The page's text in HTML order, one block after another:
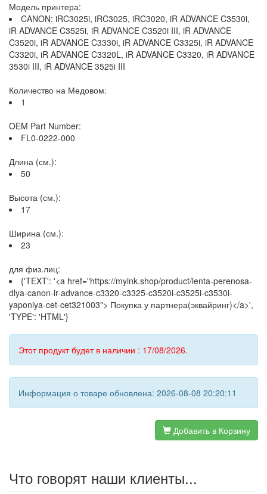
Модель принтера:
CANON: iRC3025i, iRC3025, iRC3020, iR ADVANCE C3530i,
iR ADVANCE C3525i, iR ADVANCE C3520i III, iR ADVANCE
C3520i, iR ADVANCE C3330i, iR ADVANCE C3325i, iR ADVANCE
C3320i, iR ADVANCE C3320L, iR ADVANCE C3320, iR ADVANCE
3530i III, iR ADVANCE 3525i III
Количество на Медовом:
1
OEM Part Number:
FL0-0222-000
Длина (см.):
50
Высота (см.):
17
Ширина (см.):
23
для физ.лиц:
{'TEXT': '<a href="https://myink.shop/product/lenta-perenosa-
dlya-canon-ir-advance-c3320-c3325-c3520i-c3525i-c3530i-
yaponiya-cet-cet321003"> Покупка у партнера(эквайринг)</a>',
'TYPE': 'HTML'}
Этот продукт будет в наличии : 17/08/2026.
Информация о товаре обновлена: 2026-08-08 20:20:11
Добавить в Корзину
Что говорят наши клиенты...